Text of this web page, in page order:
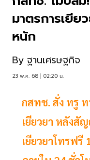
มาตรการเยี
หนัก
By ฐานเศรษฐกิจ
23 พ.ค. 68 | 02:20 น.
กสทช. สั่ง ทรู
เยียวยา หลัง
เยียวยาโทรฟรี